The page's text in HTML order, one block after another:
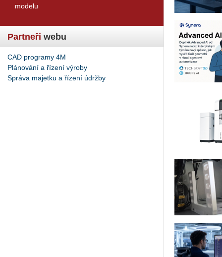
modelu
Partneři webu
CAD programy 4M
Plánování a řízení výroby
Správa majetku a řízení údržby